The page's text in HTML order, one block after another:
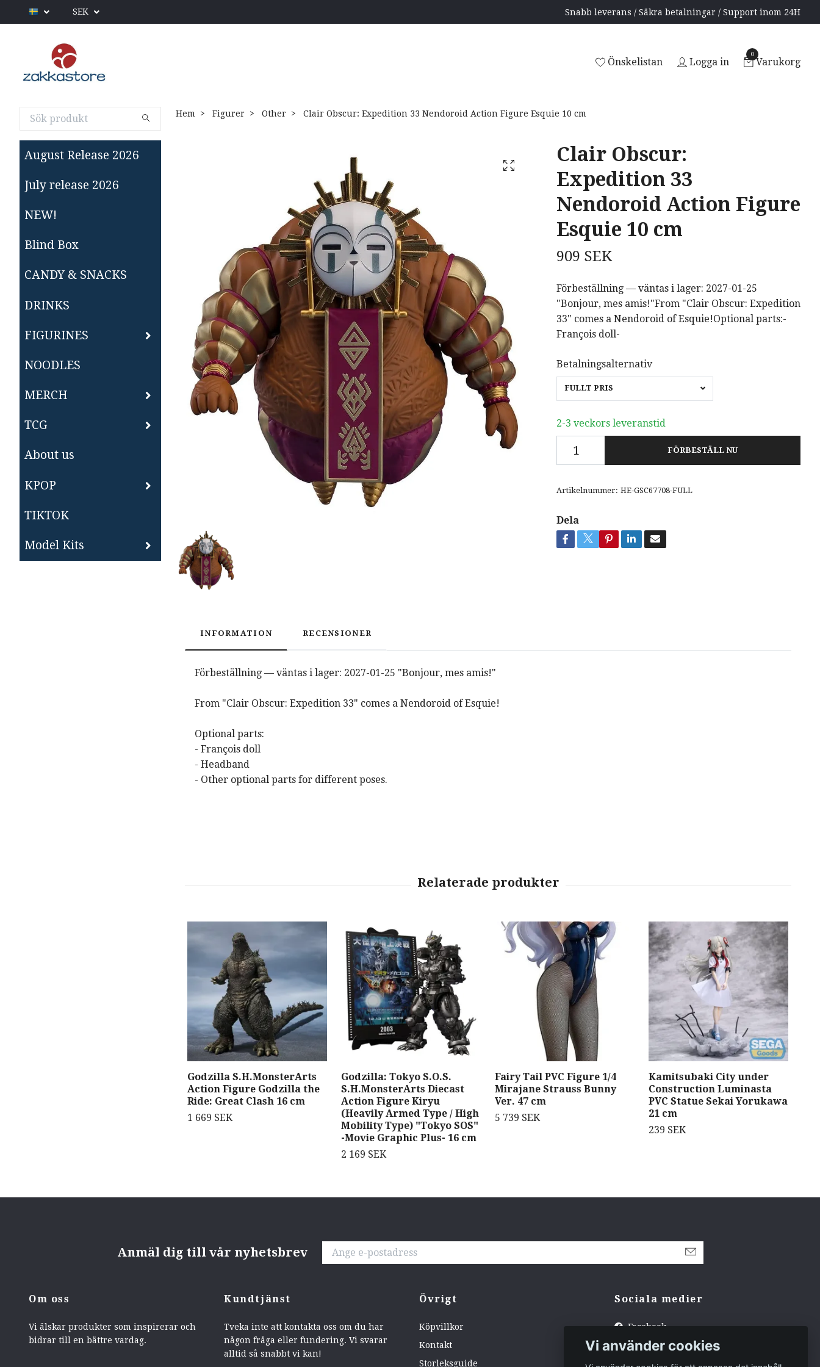
SEK Snabb leverans / Säkra betalningar / Support inom 24H
Önskelistan Logga in
0
Varukorg
August Release 2026
July release 2026
NEW!
Blind Box
CANDY & SNACKS
DRINKS
FIGURINES
NOODLES
MERCH
TCG
About us
KPOP
TIKTOK
Model Kits
Hem Figurer Other Clair Obscur: Expedition 33 Nendoroid Action Figure Esquie 10 cm
Clair Obscur:
Expedition 33
Nendoroid Action Figure
Esquie 10 cm
909 SEK
Förbeställning — väntas i lager: 2027-01-25
"Bonjour, mes amis!"From "Clair Obscur: Expedition
33" comes a Nendoroid of Esquie!Optional parts:-
François doll-
Betalningsalternativ
FULLT PRIS
2-3 veckors leveranstid
FÖRBESTÄLL NU
Artikelnummer: HE-GSC67708-FULL
Dela
INFORMATION RECENSIONER
Förbeställning — väntas i lager: 2027-01-25 "Bonjour, mes amis!"
From "Clair Obscur: Expedition 33" comes a Nendoroid of Esquie!
Optional parts:
- François doll
- Headband
- Other optional parts for different poses.
Godzilla S.H.MonsterArts
Action Figure Godzilla the
Ride: Great Clash 16 cm
1 669 SEK
Godzilla: Tokyo S.O.S.
S.H.MonsterArts Diecast
Action Figure Kiryu
(Heavily Armed Type / High
Mobility Type) "Tokyo SOS"
-Movie Graphic Plus- 16 cm
2 169 SEK
Fairy Tail PVC Figure 1/4
Mirajane Strauss Bunny
Ver. 47 cm
5 739 SEK
Kamitsubaki City under
Construction Luminasta
PVC Statue Sekai Yorukawa
21 cm
239 SEK
Anmäl dig till vår nyhetsbrev
Om oss
Vi älskar produkter som inspirerar och
bidrar till en bättre vardag.
Kundtjänst
Tveka inte att kontakta oss om du har
någon fråga eller fundering. Vi svarar
alltid så snabbt vi kan!
Övrigt
Köpvillkor
Kontakt
Storleksguide
Sociala medier
Facebook
Instagram
Tiktok
Vi använder cookies